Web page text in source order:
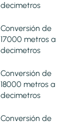
decimetros
Conversión de
17000 metros a
decimetros
Conversión de
18000 metros a
decimetros
Conversión de